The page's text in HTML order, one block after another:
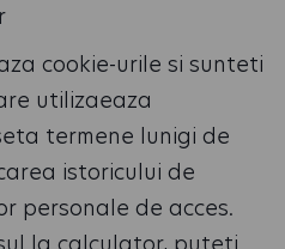
cookie-urile si sunteti
utilizaeaza
termene lunigi de
istoricului de
personale de acces.